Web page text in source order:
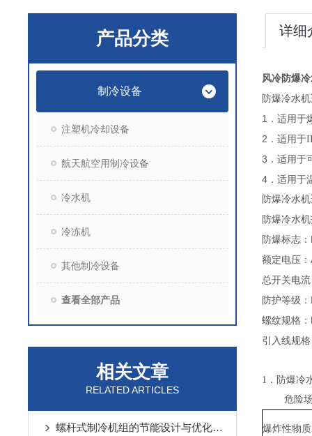
产品分类
制冷设备
注塑机冷却设备
航天航空用制冷设备
冷水机
冷冻机
其他制冷设备
查看全部产品
相关文章
RELATED ARTICLES
螺杆式制冷机组的节能设计与优化策略
详细
风冷防爆
防爆冷水机
1 ．适用于
2 ．适用于
3 ．适用于
4 ．适用于
防爆冷水机
防爆冷水机
防爆标志：
额定电压：
总开关电
防护等级：
螺纹规格：
引入线规
1 ．防爆冷
危险
爆炸性物质